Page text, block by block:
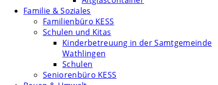
Familie & Soziales
Familienbüro KESS
Schulen und Kitas
Kinderbetreuung in der Samtgemeinde
Wathlingen
Schulen
Seniorenbüro KESS